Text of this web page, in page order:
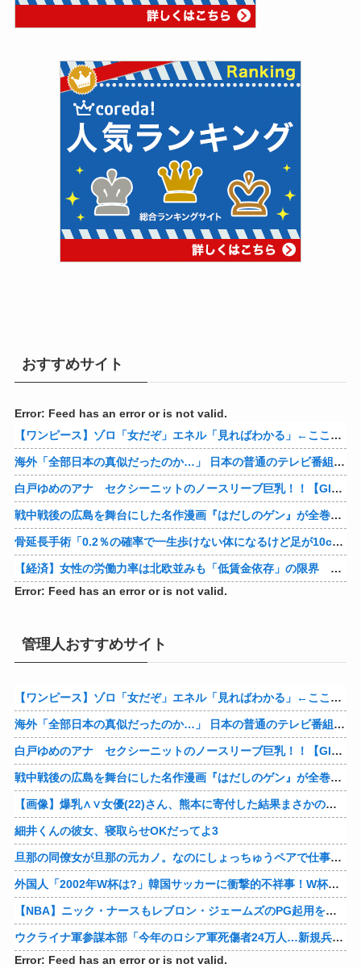
おすすめサイト
Error: Feed has an error or is not valid.
【ワンピース】ゾロ「女だぞ」エネル「見ればわかる」←ここ好きすぎるｗｗｗｗｗｗｗｗｗｗｗｗｗ
海外「全部日本の真似だったのか…」 日本の普通のテレビ番組が最新SNSの数十年先を行っていたと話題に
白戸ゆめのアナ セクシーニットのノースリーブ巨乳！！【GIF動画あり】
戦中戦後の広島を舞台にした名作漫画『はだしのゲン』が全巻50％オフで買える激安セール開催！！このチャンスを見逃すな！！
骨延長手術「0.2％の確率で一生歩けない体になるけど足が10cm伸びます」←コスパ良すぎるだろ
【経済】女性の労働力率は北欧並みも「低賃金依存」の限界 団塊世代の完全引退で、企業が迫られる“最後の選択”
Error: Feed has an error or is not valid.
管理人おすすめサイト
【ワンピース】ゾロ「女だぞ」エネル「見ればわかる」←ここ好きすぎるｗｗｗｗｗｗｗｗｗｗｗｗｗ
海外「全部日本の真似だったのか…」 日本の普通のテレビ番組が最新SNSの数十年先を行っていたと話題に
白戸ゆめのアナ セクシーニットのノースリーブ巨乳！！【GIF動画あり】
戦中戦後の広島を舞台にした名作漫画『はだしのゲン』が全巻50％オフで買える激安セール開催！！このチャンスを見逃すな！！
【画像】爆乳∧∨女優(22)さん、熊本に寄付した結果まさかの事態に・・・・・・
細井くんの彼女、寝取らせOKだってよ3
旦那の同僚女が旦那の元カノ。なのにしょっちゅうペアで仕事してて遅くまで残業したり二人で出張に行ったり。なんで「今度の出張は一人で行く」って嘘つくのかな
外国人「2002年W杯は?」韓国サッカーに衝撃的不祥事！W杯予選でレフリーへの性的接待発覚！海外騒然！【海外の反応】
【NBA】ニック・ナースもレブロン・ジェームズのPG起用を示唆か
ウクライナ軍参謀本部「今年のロシア軍死傷者24万人…新規兵力の募集規模を上回る」！
Error: Feed has an error or is not valid.